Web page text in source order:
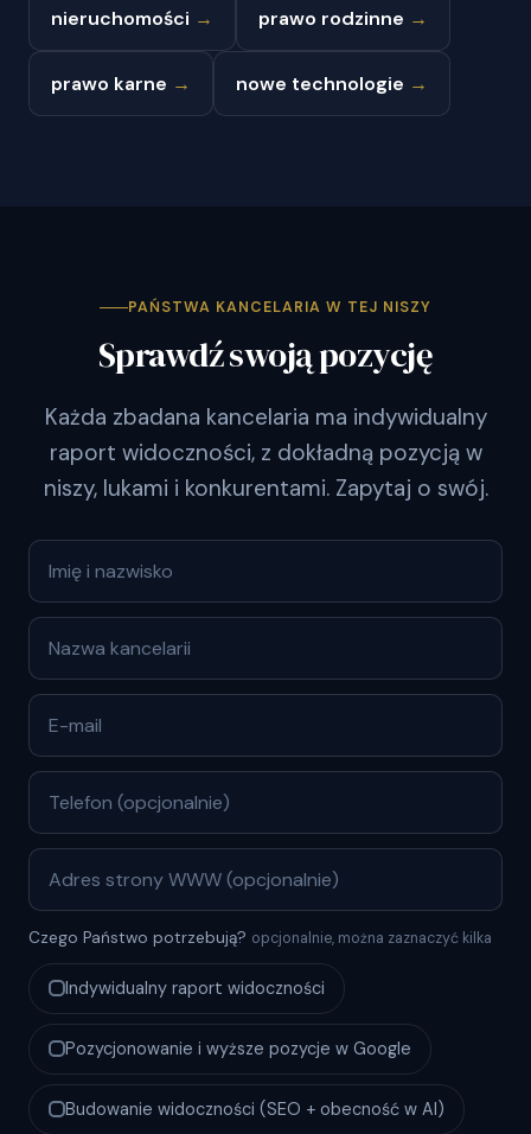
nieruchomości → prawo rodzinne →
prawo karne → nowe technologie →
PAŃSTWA KANCELARIA W TEJ NISZY
Sprawdź swoją pozycję
Każda zbadana kancelaria ma indywidualny
raport widoczności, z dokładną pozycją w
niszy, lukami i konkurentami. Zapytaj o swój.
Czego Państwo potrzebują? opcjonalnie, można zaznaczyć kilka
Indywidualny raport widoczności
Pozycjonowanie i wyższe pozycje w Google
Budowanie widoczności (SEO + obecność w AI)